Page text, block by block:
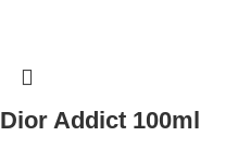
Dior Addict 100ml